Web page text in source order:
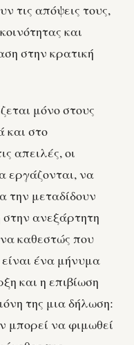
τις απόψεις τους,
και
στην κρατική
μόνο στους
και στο
απειλές, οι
εργάζονται, να
την μεταδίδουν
ανεξάρτητη
καθεστώς που
ένα μήνυμα
και η επιβίωση
της μια δήλωση:
μπορεί να φιμωθεί